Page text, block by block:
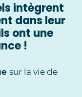
intègrent
dans leur
ont une
!
sur la vie de